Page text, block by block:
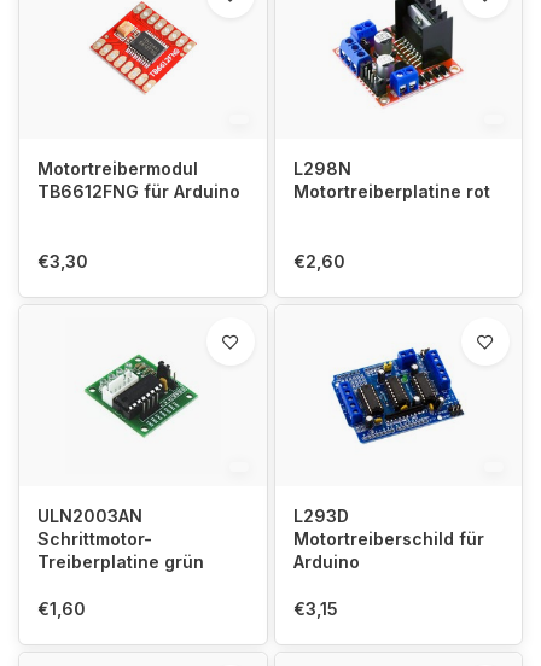
Motortreibermodul
TB6612FNG für Arduino
€3,30
L298N
Motortreiberplatine rot
€2,60
ULN2003AN
Schrittmotor-
Treiberplatine grün
€1,60
L293D
Motortreiberschild für
Arduino
€3,15